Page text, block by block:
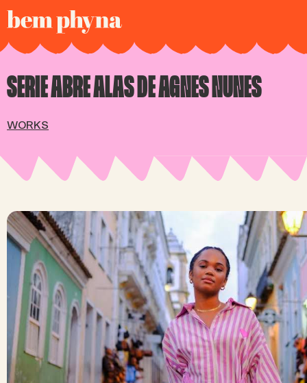
SERIE ABRE ALAS DE AGNES NUNES
WORKS